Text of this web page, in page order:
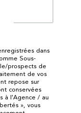
dans
Sous-
prospects de
de vos
repose sur
conservées
à l'Agence / au
», vous